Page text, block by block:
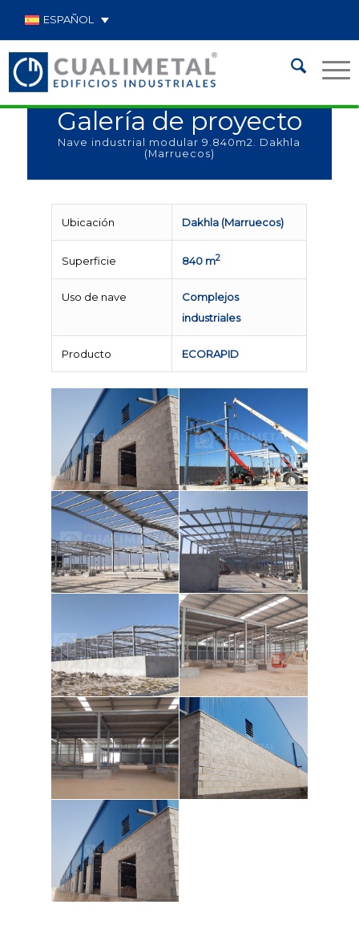
ESPAÑOL
Galería de proyecto
Nave industrial modular 9.840m2. Dakhla
(Marruecos)
Ubicación Dakhla (Marruecos)
Superficie 840 m2
Uso de nave
Complejos
industriales
Producto ECORAPID